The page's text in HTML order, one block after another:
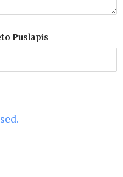
Puslapis